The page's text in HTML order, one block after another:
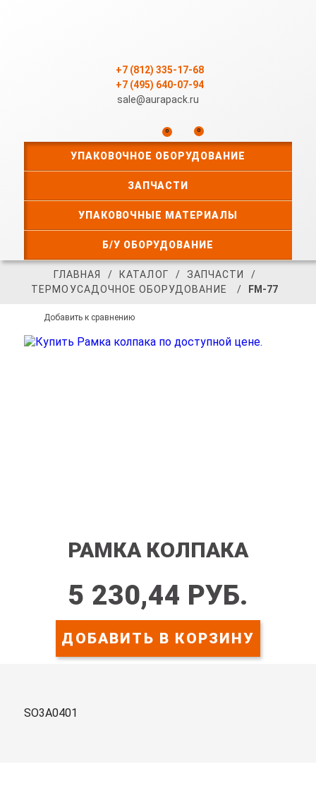
+7 (812) 335-17-68
+7 (495) 640-07-94
sale@aurapack.ru
0 0
УПАКОВОЧНОЕ ОБОРУДОВАНИЕ
ЗАПЧАСТИ
УПАКОВОЧНЫЕ МАТЕРИАЛЫ
Б/У ОБОРУДОВАНИЕ
ГЛАВНАЯ КАТАЛОГ
ЗАПЧАСТИ
ТЕРМОУСАДОЧНОЕ ОБОРУДОВАНИЕ
FM-77
Добавить к сравнению
РАМКА КОЛПАКА
5 230,44 РУБ.
ДОБАВИТЬ В КОРЗИНУ
SO3A0401